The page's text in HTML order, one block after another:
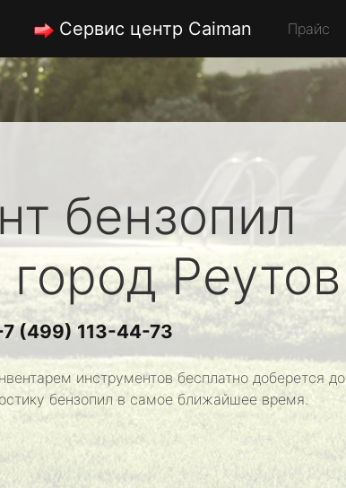
Сервис центр Caiman Прайс
бензопил
город Реутов
(499) 113-44-73
инструментов бесплатно доберется до
бензопил в самое ближайшее время.